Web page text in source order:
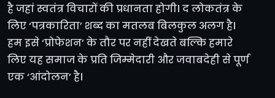
है जहां स्वतंत्र विचारों की प्रधानता होगी। द लोकतंत्र के
लिए ‘पत्रकारिता’ शब्द का मतलब बिलकुल अलग है।
हम इसे ‘प्रोफेशन’ के तौर पर नहीं देखते बल्कि हमारे
लिए यह समाज के प्रति जिम्मेदारी और जवाबदेही से पूर्ण
एक ‘आंदोलन’ है।